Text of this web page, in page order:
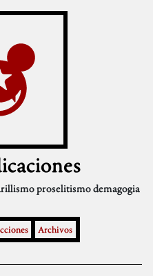
proselitismodemagogia
Archivos